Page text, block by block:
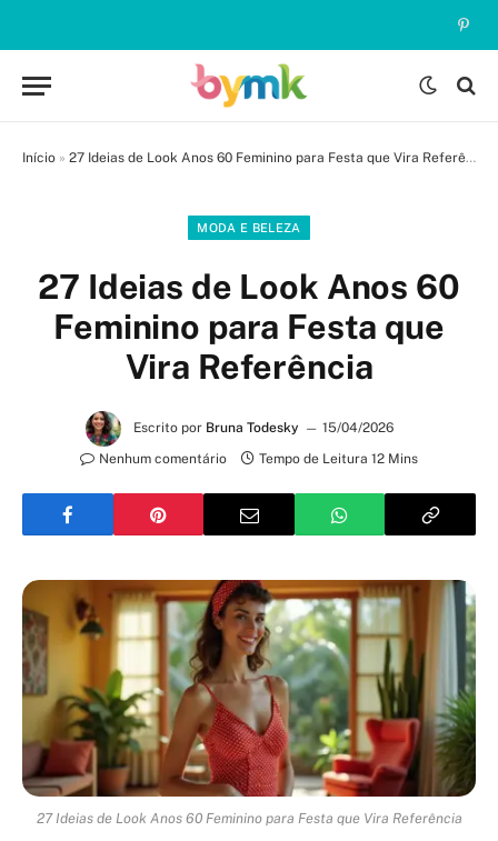
Início » 27 Ideias de Look Anos 60 Feminino para Festa que Vira Referência
MODA E BELEZA
27 Ideias de Look Anos 60
Feminino para Festa que
Vira Referência
Escrito por Bruna Todesky
15/04/2026
Nenhum comentário
Tempo de Leitura 12 Mins
27 Ideias de Look Anos 60 Feminino para Festa que Vira Referência